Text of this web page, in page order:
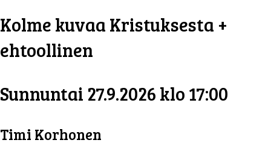
Kolme kuvaa Kristuksesta +
ehtoollinen
Sunnuntai 27.9.2026 klo 17:00
Timi Korhonen